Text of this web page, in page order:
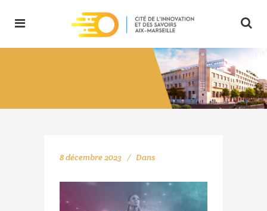
8 décembre 2023 Dans